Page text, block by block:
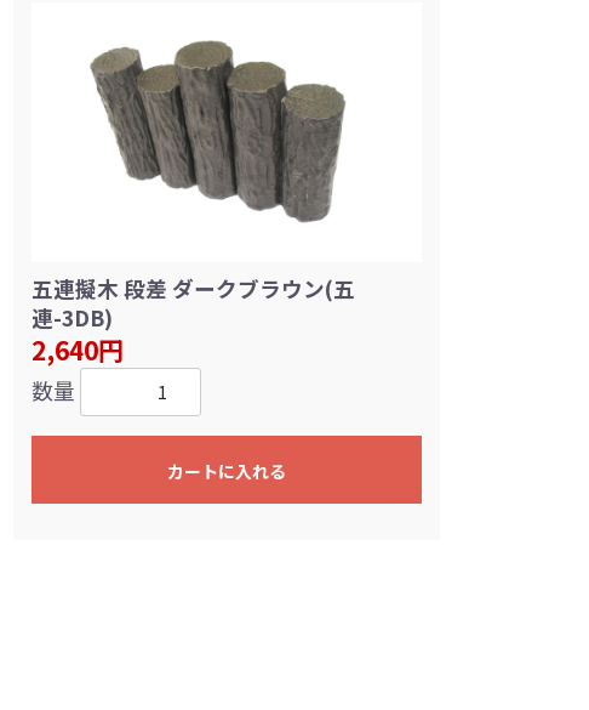
五連擬木 段差 ダークブラウン(五
連-3DB)
2,640円
数量
カートに入れる